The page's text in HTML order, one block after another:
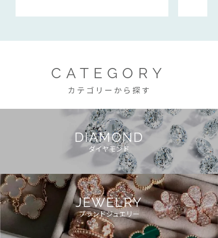
CATEGORY
カテゴリーから探す
DIAMOND
ダイヤモンド
JEWELRY
ブランドジュエリー